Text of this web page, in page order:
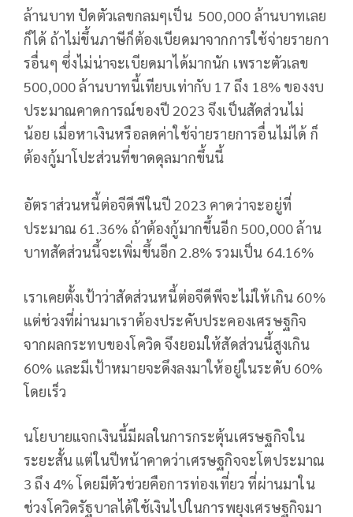
ล้านบาท ปัดตัวเลขกลมๆเป็น 500,000 ล้านบาทเลย
ก็ได้ ถ้าไม่ขึ้นภาษีก็ต้องเบียดมาจากการใช้จ่ายรายกา
รอื่นๆ ซึ่งไม่น่าจะเบียดมาได้มากนัก เพราะตัวเลข
500,000 ล้านบาทนี้เทียบเท่ากับ 17 ถึง 18% ของงบ
ประมาณคาดการณ์ของปี 2023 จึงเป็นสัดส่วนไม่
น้อย เมื่อหาเงินหรือลดค่าใช้จ่ายรายการอื่นไม่ได้ ก็
ต้องกู้มาโปะส่วนที่ขาดดุลมากขึ้นนี้
อัตราส่วนหนี้ต่อจีดีพีในปี 2023 คาดว่าจะอยู่ที่
ประมาณ 61.36% ถ้าต้องกู้มากขึ้นอีก 500,000 ล้าน
บาทสัดส่วนนี้จะเพิ่มขึ้นอีก 2.8% รวมเป็น 64.16%
เราเคยตั้งเป้าว่าสัดส่วนหนี้ต่อจีดีพีจะไม่ให้เกิน 60%
แต่ช่วงที่ผ่านมาเราต้องประคับประคองเศรษฐกิจ
จากผลกระทบของโควิด จึงยอมให้สัดส่วนนี้สูงเกิน
60% และมีเป้าหมายจะดึงลงมาให้อยู่ในระดับ 60%
โดยเร็ว
นโยบายแจกเงินนี้มีผลในการกระตุ้นเศรษฐกิจใน
ระยะสั้น แต่ในปีหน้าคาดว่าเศรษฐกิจจะโตประมาณ
3 ถึง 4% โดยมีตัวช่วยคือการท่องเที่ยว ที่ผ่านมาใน
ช่วงโควิดรัฐบาลได้ใช้เงินไปในการพยุงเศรษฐกิจมา